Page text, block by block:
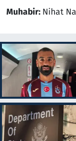
Muhabir: Nihat